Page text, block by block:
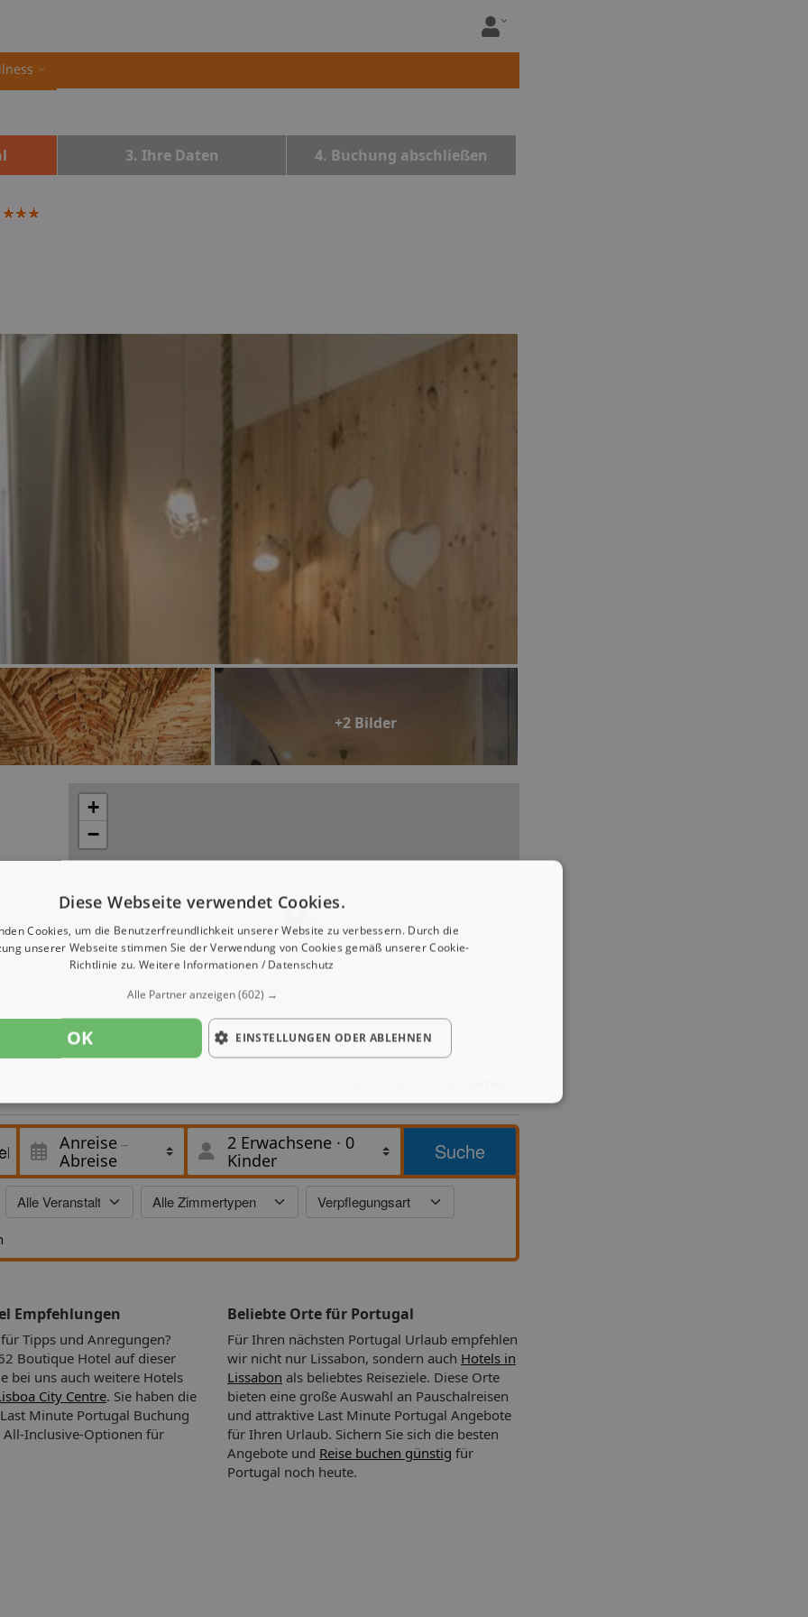
3. Ihre Daten 4. Buchung abschließen
+2 Bilder
für
+
−
Anreise
Abreise
2 Erwachsene · 0
Kinder
Suche
Empfehlungen
Tipps und Anregungen?
Boutique Hotel auf dieser
bei uns auch weitere Hotels
City Centre. Sie haben die
Minute Portugal Buchung
Inclusive-Optionen für
Beliebte Orte für Portugal
Für Ihren nächsten Portugal Urlaub empfehlen
wir nicht nur Lissabon, sondern auch Hotels in
Lissabon als beliebtes Reiseziele. Diese Orte
bieten eine große Auswahl an Pauschalreisen
und attraktive Last Minute Portugal Angebote
für Ihren Urlaub. Sichern Sie sich die besten
Angebote und Reise buchen günstig für
Portugal noch heute.
Diese Webseite verwendet Cookies.
Cookies, um die Benutzerfreundlichkeit unserer Website zu verbessern. Durch die
unserer Webseite stimmen Sie der Verwendung von Cookies gemäß unserer Cookie-
Richtlinie zu. Weitere Informationen / Datenschutz
Alle Partner anzeigen(602) →
OK EINSTELLUNGEN ODER ABLEHNEN